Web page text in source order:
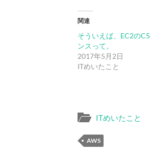
関連
そういえば、EC2の
ンスって。
2017年5月2日
ITめいたこと
ITめいたこと
AWS